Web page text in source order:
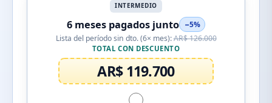
INTERMEDIO
6 meses pagados junto −5%
Lista del período sin dto. (6× mes):AR$ 126.000
TOTAL CON DESCUENTO
AR$ 119.700